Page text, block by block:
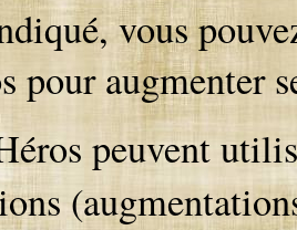
vous
pour augmenter
peuvent